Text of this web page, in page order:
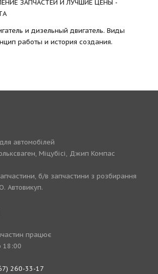
ЗАПЧАСТЕЙ И ЛУЧШИЕ ЦЕНЫ -
и дизельный двигатель. Виды
работы и история создания.
автомобілей
Міцубісі, Джип Компас
б/в запчастини з розбирання
Автовикуп.
працює
18:00
260-33-17